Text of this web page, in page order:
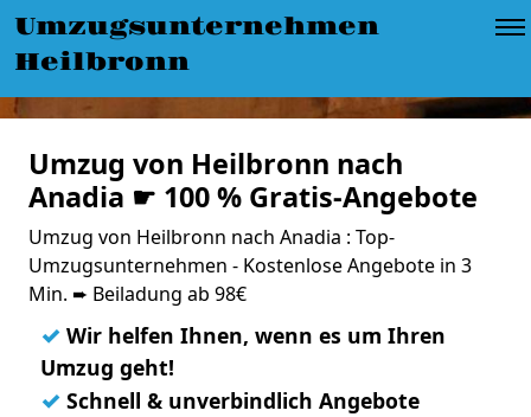
Umzugsunternehmen
Heilbronn
Umzug von Heilbronn nach
Anadia ☛ 100 % Gratis-Angebote
Umzug von Heilbronn nach Anadia : Top-
Umzugsunternehmen - Kostenlose Angebote in 3
Min. ➨ Beiladung ab 98€
✓ Wir helfen Ihnen, wenn es um Ihren
Umzug geht!
✓ Schnell & unverbindlich Angebote